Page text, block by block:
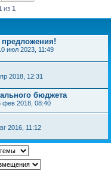
из 1
июл 2023, 11:49
2018, 12:31
бюджета
фев 2018, 08:40
2016, 11:12